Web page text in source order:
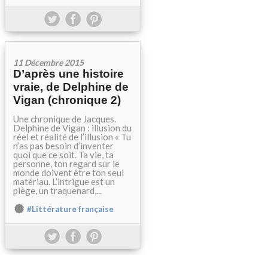
11 Décembre 2015
D’après une histoire
vraie, de Delphine de
Vigan (chronique 2)
Une chronique de Jacques.
Delphine de Vigan : illusion du
réel et réalité de l’illusion « Tu
n’as pas besoin d’inventer
quoi que ce soit. Ta vie, ta
personne, ton regard sur le
monde doivent être ton seul
matériau. L’intrigue est un
piège, un traquenard,...
#Littérature française